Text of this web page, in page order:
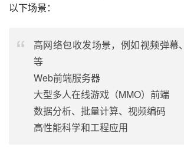
以下场景：
高网络包收发场景，例如视频弹幕
等
Web前端服务器
大型多人在线游戏（MMO）前端
数据分析、批量计算、视频编码
高性能科学和工程应用